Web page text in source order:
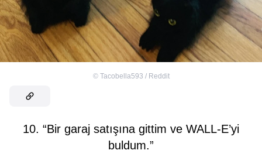
© Tacobella593 / Reddit
10. “Bir garaj satışına gittim ve WALL-E’yi
buldum.”